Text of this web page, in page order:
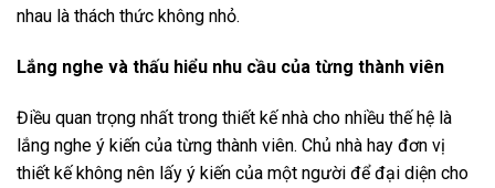
nhau là thách thức không nhỏ.
Lắng nghe và thấu hiểu nhu cầu của từng thành viên
Điều quan trọng nhất trong thiết kế nhà cho nhiều thế hệ là
lắng nghe ý kiến của từng thành viên. Chủ nhà hay đơn vị
thiết kế không nên lấy ý kiến của một người để đại diện cho